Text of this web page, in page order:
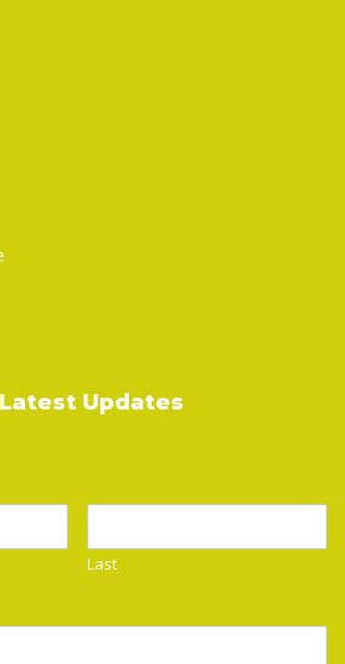
Updates
Last